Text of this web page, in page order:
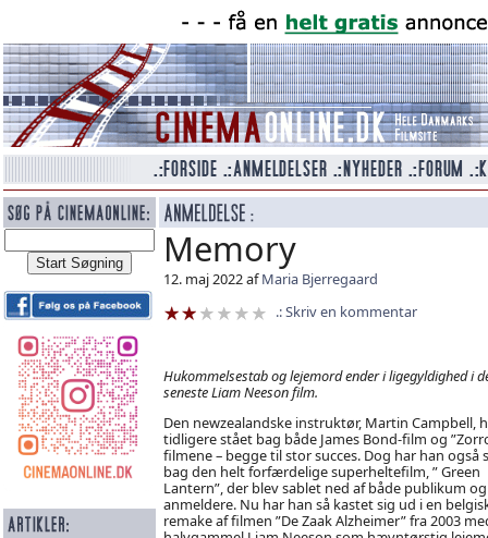
Memory
12. maj 2022 afMaria Bjerregaard
Skriv en kommentar
Hukommelsestab og lejemord ender i ligegyldighed i
seneste Liam Neeson film.
Den newzealandske instruktør, Martin Campbell,
tidligere stået bag både James Bond-film og
filmene – begge til stor succes. Dog har han også
bag den helt forfærdelige superheltefilm, ” Green
Lantern”, der blev sablet ned af både publikum og
anmeldere. Nu har han så kastet sig ud i en
remake af filmen ”De Zaak Alzheimer” fra 2003